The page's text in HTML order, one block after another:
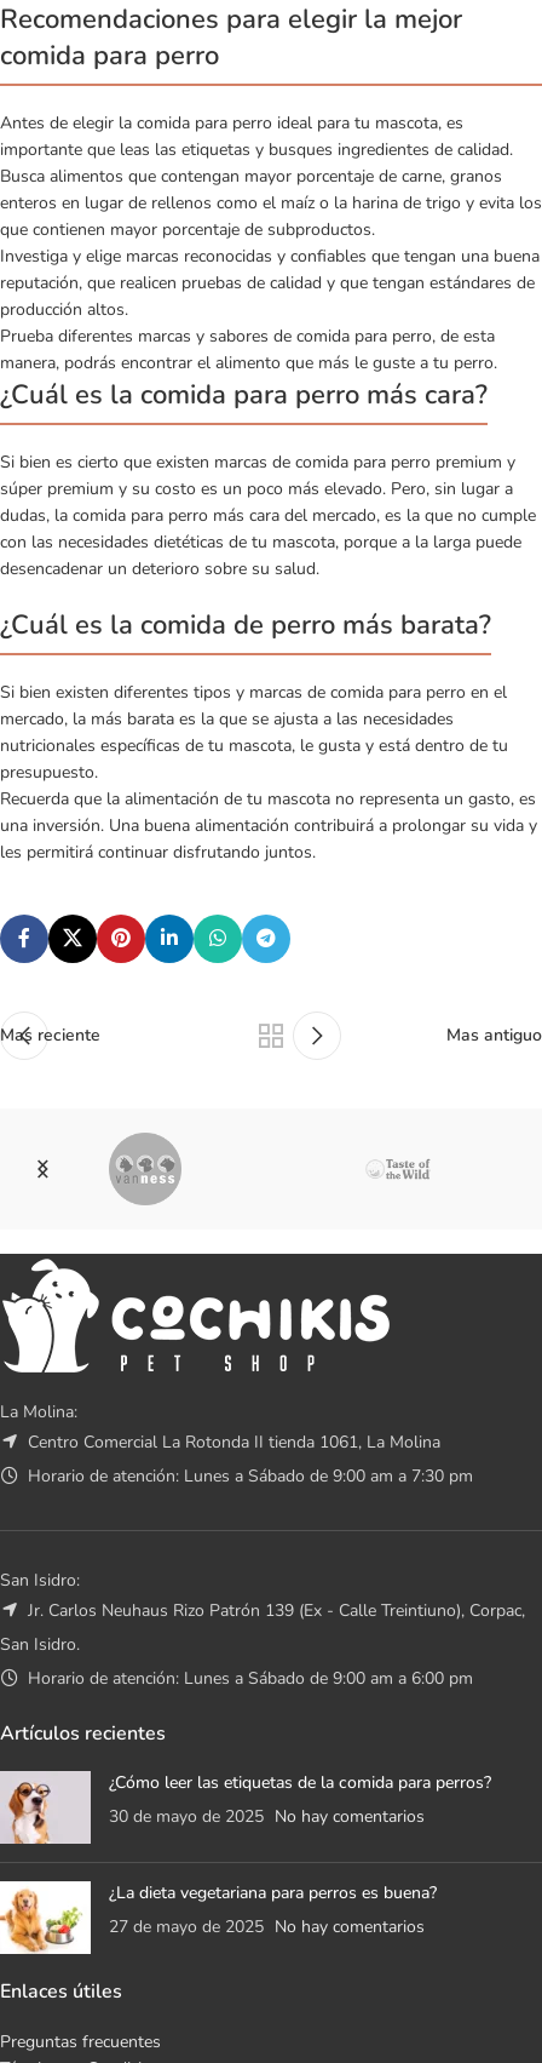
Recomendaciones para elegir la mejor
comida para perro
Antes de elegir la comida para perro ideal para tu mascota, es
importante que leas las etiquetas y busques ingredientes de calidad.
Busca alimentos que contengan mayor porcentaje de carne, granos
enteros en lugar de rellenos como el maíz o la harina de trigo y evita los
que contienen mayor porcentaje de subproductos.
Investiga y elige marcas reconocidas y confiables que tengan una buena
reputación, que realicen pruebas de calidad y que tengan estándares de
producción altos.
Prueba diferentes marcas y sabores de comida para perro, de esta
manera, podrás encontrar el alimento que más le guste a tu perro.
¿Cuál es la comida para perro más cara?
Si bien es cierto que existen marcas de comida para perro premium y
súper premium y su costo es un poco más elevado. Pero, sin lugar a
dudas, la comida para perro más cara del mercado, es la que no cumple
con las necesidades dietéticas de tu mascota, porque a la larga puede
desencadenar un deterioro sobre su salud.
¿Cuál es la comida de perro más barata?
Si bien existen diferentes tipos y marcas de comida para perro en el
mercado, la más barata es la que se ajusta a las necesidades
nutricionales específicas de tu mascota, le gusta y está dentro de tu
presupuesto.
Recuerda que la alimentación de tu mascota no representa un gasto, es
una inversión. Una buena alimentación contribuirá a prolongar su vida y
les permitirá continuar disfrutando juntos.
Mas reciente Mas antiguo
La Molina:
Centro Comercial La Rotonda II tienda 1061, La Molina
Horario de atención: Lunes a Sábado de 9:00 am a 7:30 pm
San Isidro:
Jr. Carlos Neuhaus Rizo Patrón 139 (Ex - Calle Treintiuno), Corpac,
San Isidro.
Horario de atención: Lunes a Sábado de 9:00 am a 6:00 pm
Artículos recientes
¿Cómo leer las etiquetas de la comida para perros?
30 de mayo de 2025 No hay comentarios
¿La dieta vegetariana para perros es buena?
27 de mayo de 2025 No hay comentarios
Enlaces útiles
Preguntas frecuentes